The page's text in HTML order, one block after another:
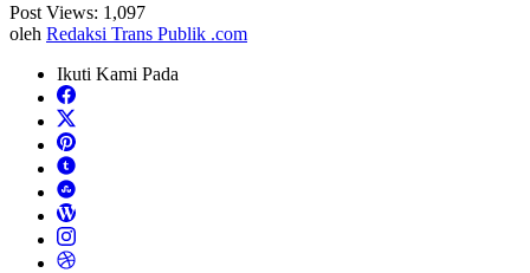
Post Views: 1,097
oleh Redaksi Trans Publik .com
Ikuti Kami Pada